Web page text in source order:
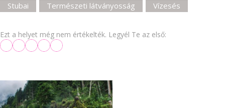
Stubai Természeti látványosság Vízesés
Ezt a helyet még nem értékelték. Legyél Te az első: